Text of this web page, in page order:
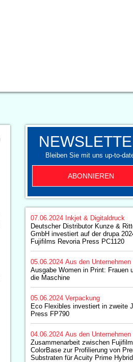
Bleiben Sie mit uns up-to-
ABONNIEREN
07.06.2024 Inkjet & Digitaldruck
Deutscher Distributor Kunze &
GmbH investiert auf der drupa
Fujifilms Revoria Press PC1120
05.06.2024 Aus den Unternehmen
Ausgabe Women in Print: Frauen
die Maschine
05.06.2024 Verpackung
Eco Flexibles investiert in zweite
Press FP790
04.06.2024 Aus den Unternehmen
Zusammenarbeit zwischen
ColorBase zur Profilierung von
Substraten für Acuity Prime Hybrid